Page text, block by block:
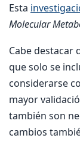
Esta
Molecular
Cabe destacar
que solo se
considerarse
mayor
también son
cambios